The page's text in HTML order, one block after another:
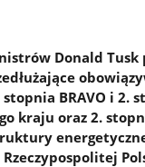
Donald Tusk
BRAVO i 2.
kraju oraz 2.